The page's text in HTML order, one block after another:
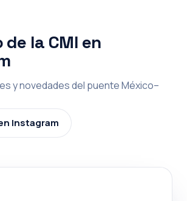
la CMI en
y novedades del puente México–
Instagram